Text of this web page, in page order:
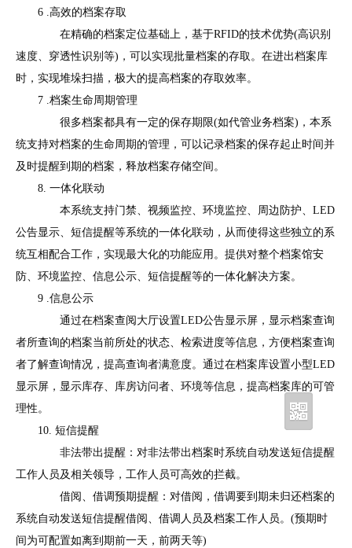
6 .高效的档案存取
在精确的档案定位基础上，基于RFID的技术优势(高识别
速度、穿透性识别等)，可以实现批量档案的存取。在进出档案库
时，实现堆垛扫描，极大的提高档案的存取效率。
7 .档案生命周期管理
很多档案都具有一定的保存期限(如代管业务档案)，本系
统支持对档案的生命周期的管理，可以记录档案的保存起止时间并
及时提醒到期的档案，释放档案存储空间。
8. 一体化联动
本系统支持门禁、视频监控、环境监控、周边防护、LED
公告显示、短信提醒等系统的一体化联动，从而使得这些独立的系
统互相配合工作，实现最大化的功能应用。提供对整个档案馆安
防、环境监控、信息公示、短信提醒等的一体化解决方案。
9 .信息公示
通过在档案查阅大厅设置LED公告显示屏，显示档案查询
者所查询的档案当前所处的状态、检索进度等信息，方便档案查询
者了解查询情况，提高查询者满意度。通过在档案库设置小型LED
显示屏，显示库存、库房访问者、环境等信息，提高档案库的可管
理性。
10. 短信提醒
非法带出提醒：对非法带出档案时系统自动发送短信提醒
工作人员及相关领导，工作人员可高效的拦截。
借阅、借调预期提醒：对借阅，借调要到期未归还档案的
系统自动发送短信提醒借阅、借调人员及档案工作人员。(预期时
间为可配置如离到期前一天，前两天等)